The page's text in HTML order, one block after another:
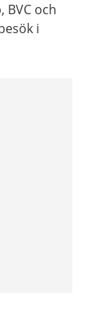
och
i